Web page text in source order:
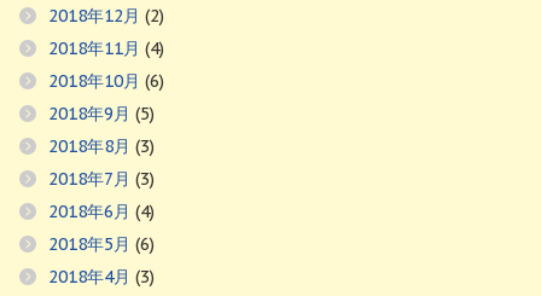
2018年12月 (2)
2018年11月 (4)
2018年10月 (6)
2018年9月 (5)
2018年8月 (3)
2018年7月 (3)
2018年6月 (4)
2018年5月 (6)
2018年4月 (3)